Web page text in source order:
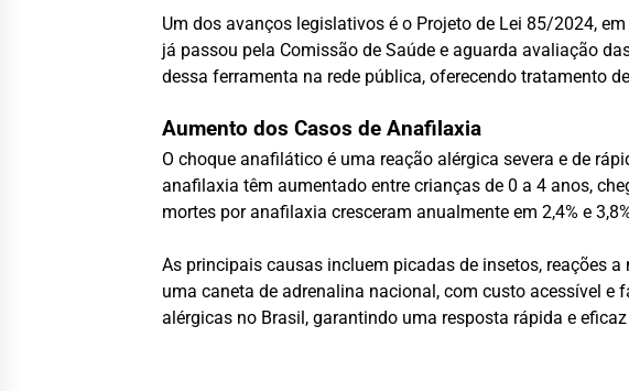
Um dos avanços legislativos é o Projeto de Lei 85/2024,
já passou pela Comissão de Saúde e aguarda avaliação
dessa ferramenta na rede pública, oferecendo tratamento
Aumento dos Casos de Anafilaxia
O choque anafilático é uma reação alérgica severa e de
anafilaxia têm aumentado entre crianças de 0 a 4 anos,
mortes por anafilaxia cresceram anualmente em 2,4% e
As principais causas incluem picadas de insetos, reações
uma caneta de adrenalina nacional, com custo acessível
alérgicas no Brasil, garantindo uma resposta rápida e